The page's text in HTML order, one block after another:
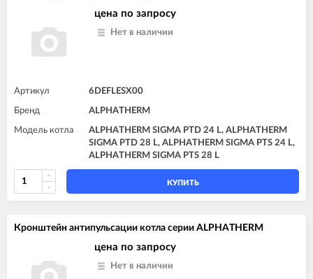
цена по запросу
Нет в наличии
Артикул 6DEFLESX00
Бренд ALPHATHERM
Модель котла
ALPHATHERM SIGMA PTD 24 L, ALPHATHERM
SIGMA PTD 28 L, ALPHATHERM SIGMA PTS 24 L,
ALPHATHERM SIGMA PTS 28 L
КУПИТЬ
Кронштейн антипульсации котла серии ALPHATHERM
цена по запросу
Нет в наличии